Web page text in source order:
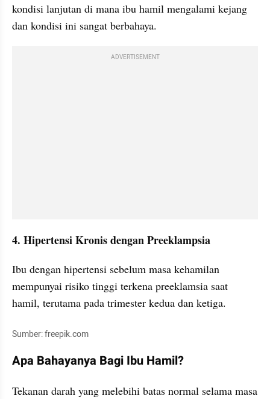
kondisi lanjutan di mana ibu hamil mengalami kejang
dan kondisi ini sangat berbahaya.
ADVERTISEMENT
4. Hipertensi Kronis dengan Preeklampsia
Ibu dengan hipertensi sebelum masa kehamilan
mempunyai risiko tinggi terkena preeklamsia saat
hamil, terutama pada trimester kedua dan ketiga.
Sumber: freepik.com
Apa Bahayanya Bagi Ibu Hamil?
Tekanan darah yang melebihi batas normal selama masa